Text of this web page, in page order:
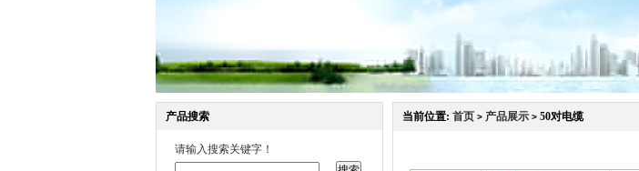
产品搜索
请输入搜索关键字！
当前位置: 首页 > 产品展示 > 50对电缆